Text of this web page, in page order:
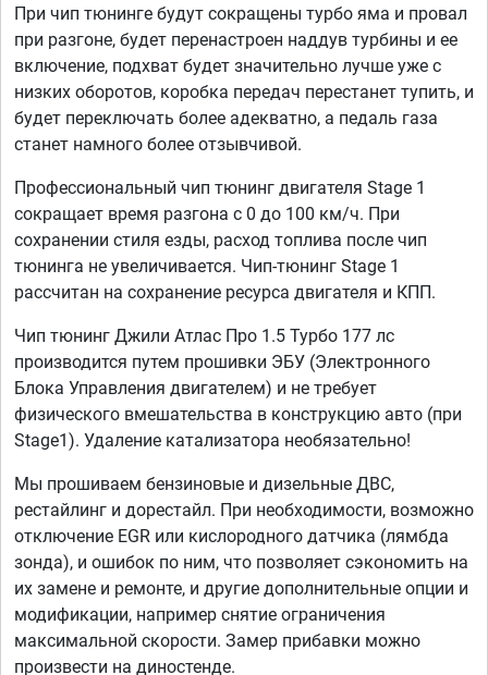
При чип тюнинге будут сокращены турбо яма и провал
при разгоне, будет перенастроен наддув турбины и ее
включение, подхват будет значительно лучше уже с
низких оборотов, коробка передач перестанет тупить, и
будет переключать более адекватно, а педаль газа
станет намного более отзывчивой.
Профессиональный чип тюнинг двигателя Stage 1
сокращает время разгона с 0 до 100 км/ч. При
сохранении стиля езды, расход топлива после чип
тюнинга не увеличивается. Чип-тюнинг Stage 1
рассчитан на сохранение ресурса двигателя и КПП.
Чип тюнинг Джили Атлас Про 1.5 Турбо 177 лс
производится путем прошивки ЭБУ (Электронного
Блока Управления двигателем) и не требует
физического вмешательства в конструкцию авто (при
Stage1). Удаление катализатора необязательно!
Мы прошиваем бензиновые и дизельные ДВС,
рестайлинг и дорестайл. При необходимости, возможно
отключение EGR или кислородного датчика (лямбда
зонда), и ошибок по ним, что позволяет сэкономить на
их замене и ремонте, и другие дополнительные опции и
модификации, например снятие ограничения
максимальной скорости. Замер прибавки можно
произвести на диностенде.